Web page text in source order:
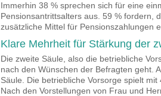
Immerhin 38 % sprechen sich für eine
Pensionsantrittsalters aus. 59 % fordern,
zusätzliche Mittel für Pensionszahlungen
Klare Mehrheit für Stärkung der
Die zweite Säule, also die betriebliche
nach den Wünschen der Befragten geht.
Säule. Die betriebliche Vorsorge spielt
Nach den Vorstellungen von Frau und